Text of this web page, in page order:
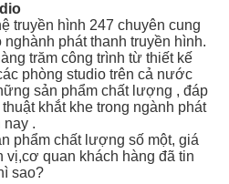
truyền hình 247 chuyên cung
phát thanh truyền hình.
trăm công trình từ thiết kế
phòng studio trên cả nước
sản phẩm chất lượng , đáp
khắt khe trong ngành phát
.
phẩm chất lượng số một, giá
quan khách hàng đã tin
sao?